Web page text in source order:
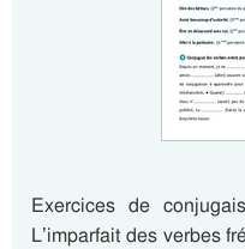
Exercices de
L’imparfait des verbes